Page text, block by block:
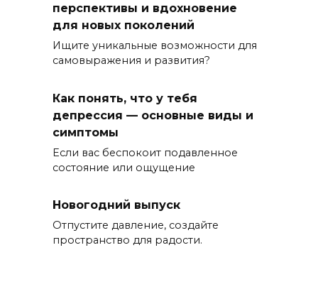
перспективы и вдохновение
для новых поколений
Ищите уникальные возможности для
самовыражения и развития?
Как понять, что у тебя
депрессия — основные виды и
симптомы
Если вас беспокоит подавленное
состояние или ощущение
Новогодний выпуск
Отпустите давление, создайте
пространство для радости.